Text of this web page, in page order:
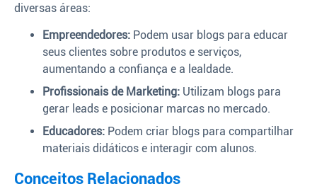
diversas áreas:
Empreendedores: Podem usar blogs para educar
seus clientes sobre produtos e serviços,
aumentando a confiança e a lealdade.
Profissionais de Marketing: Utilizam blogs para
gerar leads e posicionar marcas no mercado.
Educadores: Podem criar blogs para compartilhar
materiais didáticos e interagir com alunos.
Conceitos Relacionados